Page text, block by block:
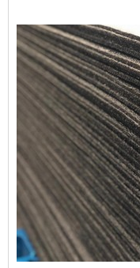
que poderia
e o consumo dos
forma, esta
agrega val...